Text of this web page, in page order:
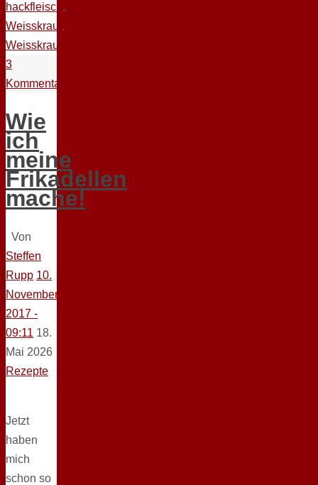
hackfleisch ,
Weisskraut ,
Weisskrautkopf
3
Kommentare
Wie
ich
meine
Frikadellen
mache!
Von
Steffen
Rupp 10.
November
2017 -
09:11 18.
Mai 2026
Rezepte
Jetzt
haben
mich
schon so